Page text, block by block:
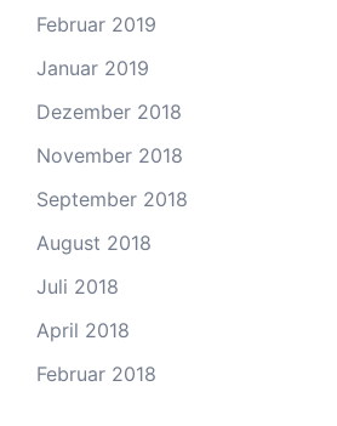
Februar 2019
Januar 2019
Dezember 2018
November 2018
September 2018
August 2018
Juli 2018
April 2018
Februar 2018